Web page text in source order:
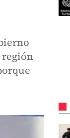
región